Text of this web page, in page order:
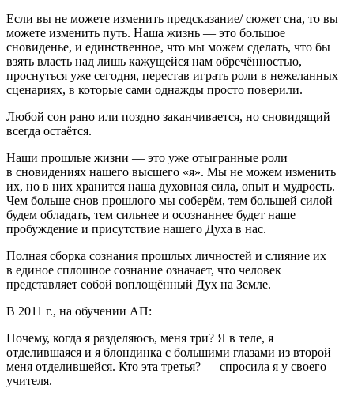
Если вы не можете изменить предсказание/ сюжет сна, то вы
можете изменить путь. Наша жизнь — это большое
сновиденье, и единственное, что мы можем сделать, что бы
взять власть над лишь кажущейся нам обречённостью,
проснуться уже сегодня, перестав играть роли в нежеланных
сценариях, в которые сами однажды просто поверили.
Любой сон рано или поздно заканчивается, но сновидящий
всегда остаётся.
Наши прошлые жизни — это уже отыгранные роли
в сновидениях нашего высшего «я». Мы не можем изменить
их, но в них хранится наша духовная сила, опыт и мудрость.
Чем больше снов прошлого мы соберём, тем большей силой
будем обладать, тем сильнее и осознаннее будет наше
пробуждение и присутствие нашего Духа в нас.
Полная сборка сознания прошлых личностей и слияние их
в единое сплошное сознание означает, что человек
представляет собой воплощённый Дух на Земле.
В 2011 г., на обучении АП:
Почему, когда я разделяюсь, меня три? Я в теле, я
отделившаяся и я блондинка с большими глазами из второй
меня отделившейся. Кто эта третья? — спросила я у своего
учителя.